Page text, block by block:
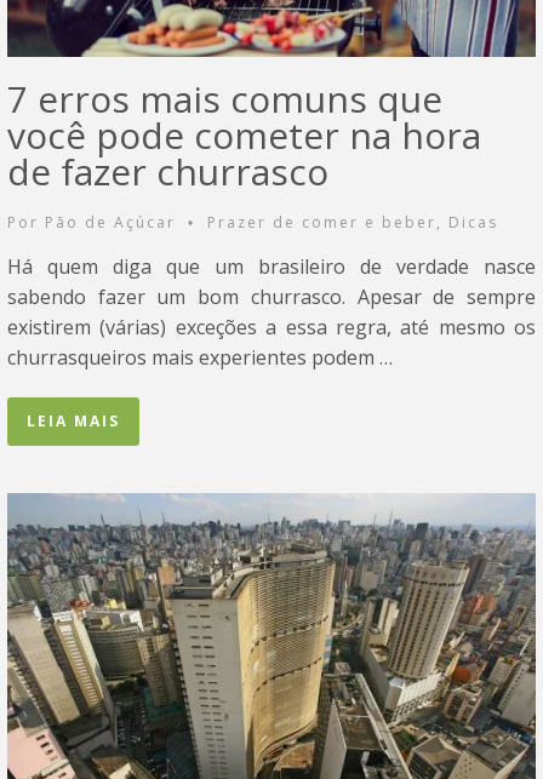
7 erros mais comuns que
você pode cometer na hora
de fazer churrasco
Por Pão de Açúcar • Prazer de comer e beber, Dicas
Há quem diga que um brasileiro de verdade nasce
sabendo fazer um bom churrasco. Apesar de sempre
existirem (várias) exceções a essa regra, até mesmo os
churrasqueiros mais experientes podem …
LEIA MAIS